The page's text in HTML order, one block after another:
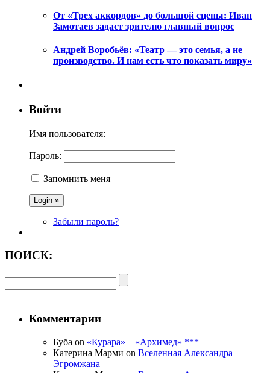
От «Трех аккордов» до большой сцены: Иван
Замотаев задаст зрителю главный вопрос
Андрей Воробьёв: «Театр — это семья, а не
производство. И нам есть что показать миру»
Войти
Имя пользователя:
Пароль:
Запомнить меня
Забыли пароль?
ПОИСК:
Комментарии
Буба on «Курара» – «Архимед» ***
Катерина Марми on Вселенная Александра
Эгромжана